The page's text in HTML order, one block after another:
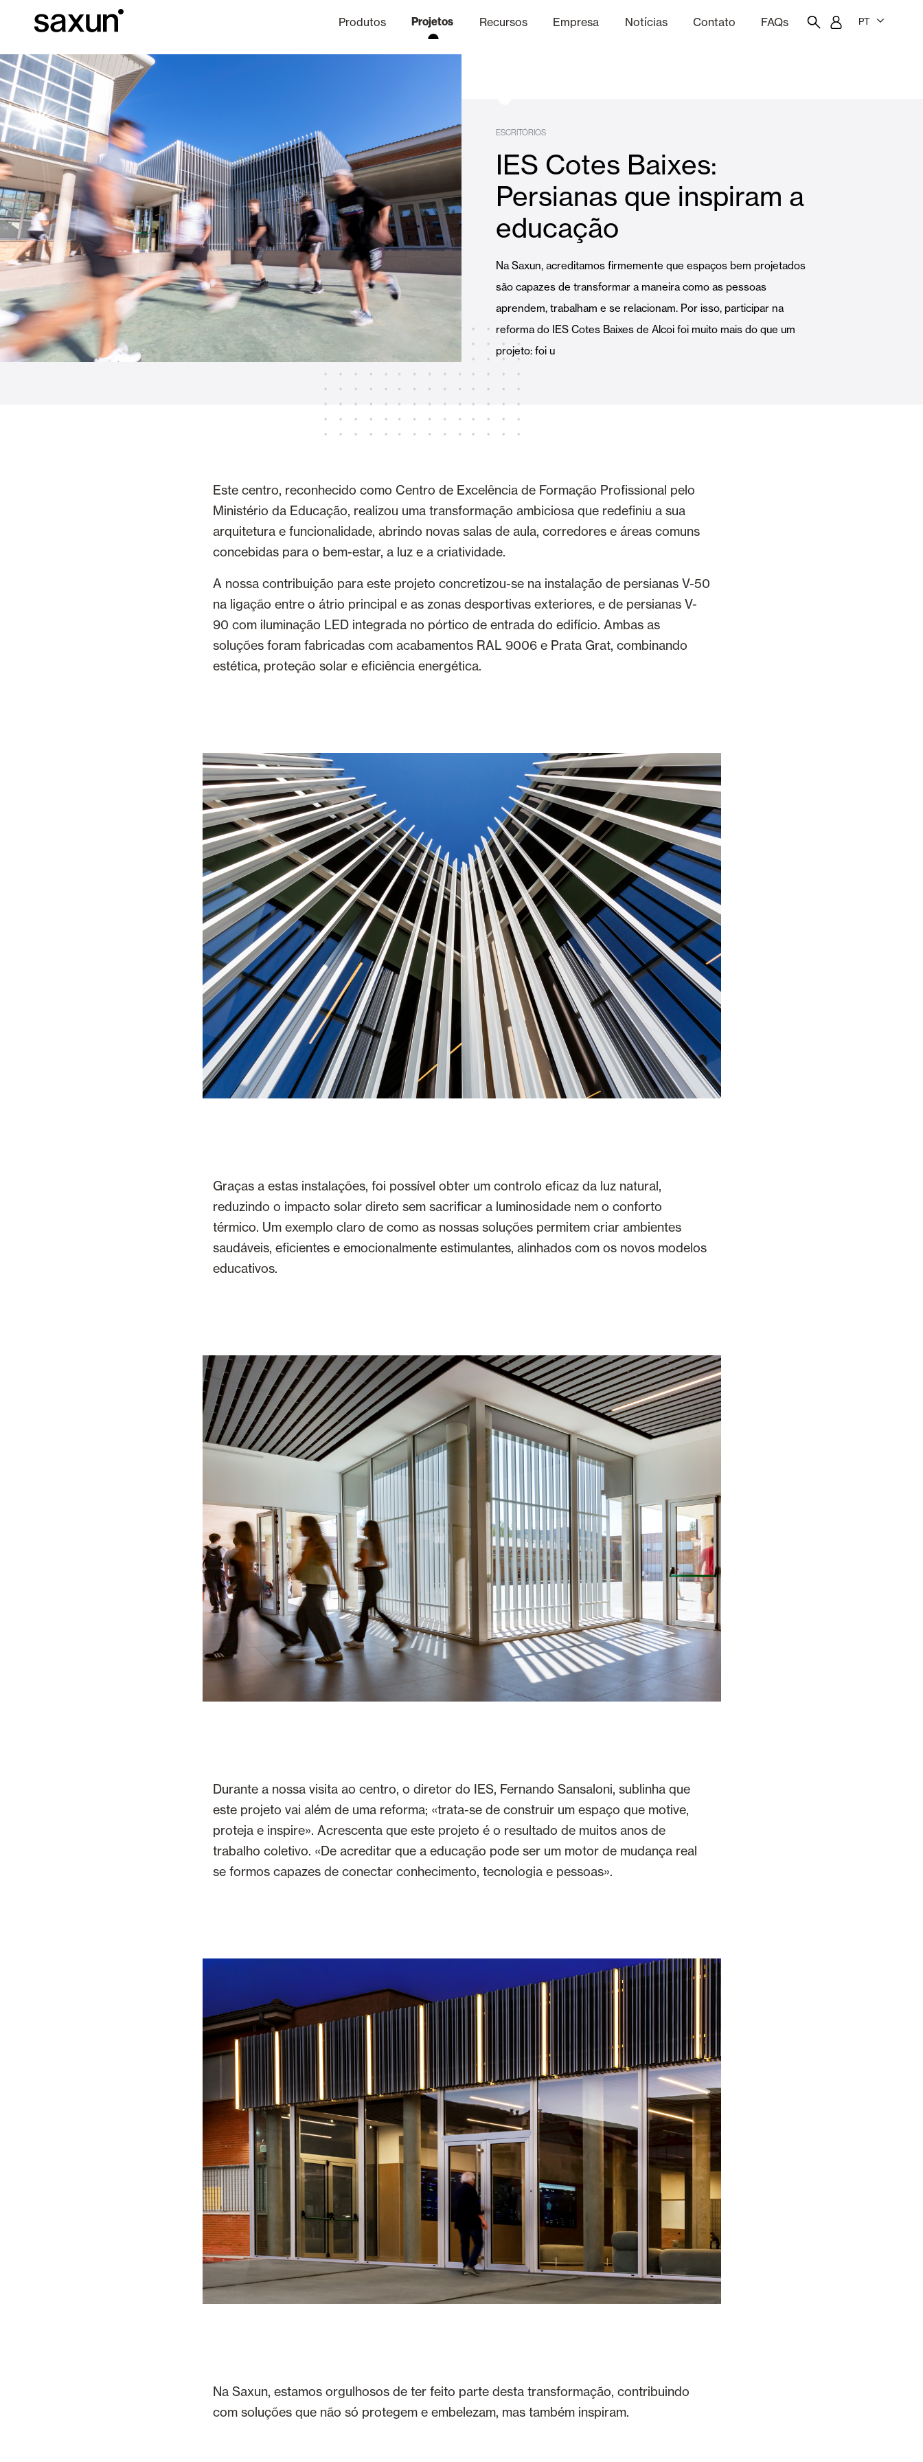
Produtos
Persianas Enroláveis e Caixas Pérgulas
Cortinas de Vidro Alicantinas e Cortinas exteriores Toldos Portas Automáticas
VER TODOS OS PRODUTOS
Projetos
Hotéis, restaurantes e cafés Escritórios
Recursos
Baixar Acabamentos
Empresa
Sobre nós
Notícias Contato FAQs PT
ESCRITÓRIOS
IES Cotes Baixes:
Persianas que inspiram a
educação
Na Saxun, acreditamos firmemente que espaços bem projetados
são capazes de transformar a maneira como as pessoas
aprendem, trabalham e se relacionam. Por isso, participar na
reforma do IES Cotes Baixes de Alcoi foi muito mais do que um
projeto: foi u
Este centro, reconhecido como Centro de Excelência de Formação Profissional pelo
Ministério da Educação, realizou uma transformação ambiciosa que redefiniu a sua
arquitetura e funcionalidade, abrindo novas salas de aula, corredores e áreas comuns
concebidas para o bem-estar, a luz e a criatividade.
A nossa contribuição para este projeto concretizou-se na instalação de persianas V-50
na ligação entre o átrio principal e as zonas desportivas exteriores, e de persianas V-
90 com iluminação LED integrada no pórtico de entrada do edifício. Ambas as
soluções foram fabricadas com acabamentos RAL 9006 e Prata Grat, combinando
estética, proteção solar e eficiência energética.
Graças a estas instalações, foi possível obter um controlo eficaz da luz natural,
reduzindo o impacto solar direto sem sacrificar a luminosidade nem o conforto
térmico. Um exemplo claro de como as nossas soluções permitem criar ambientes
saudáveis, eficientes e emocionalmente estimulantes, alinhados com os novos modelos
educativos.
Durante a nossa visita ao centro, o diretor do IES, Fernando Sansaloni, sublinha que
este projeto vai além de uma reforma; «trata-se de construir um espaço que motive,
proteja e inspire». Acrescenta que este projeto é o resultado de muitos anos de
trabalho coletivo. «De acreditar que a educação pode ser um motor de mudança real
se formos capazes de conectar conhecimento, tecnologia e pessoas».
Na Saxun, estamos orgulhosos de ter feito parte desta transformação, contribuindo
com soluções que não só protegem e embelezam, mas também inspiram.